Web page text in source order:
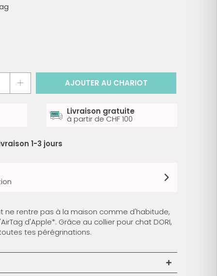
AJOUTER AU CHARIOT
Livraison gratuite
à partir de CHF 100
1-3 jours
ne rentre pas à la maison comme d'habitude,
d'Apple*. Grâce au collier pour chat DORI,
tes pérégrinations.